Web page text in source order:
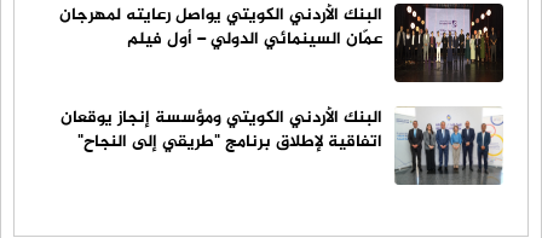
البنك الأردني الكويتي يواصل رعايته لمهرجان
عمّان السينمائي الدولي – أول فيلم
البنك الأردني الكويتي ومؤسسة إنجاز يوقعان
اتفاقية لإطلاق برنامج "طريقي إلى النجاح"